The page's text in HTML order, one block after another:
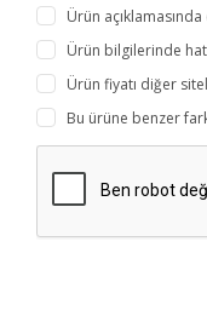
Ürün
Ürün bilgilerinde
Ürün fiyatı diğer
Bu ürüne benzer